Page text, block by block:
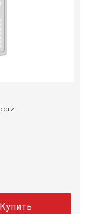
Купить